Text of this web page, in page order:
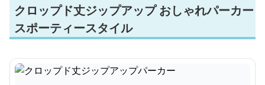
クロップド丈ジップアップ おしゃれパーカー
スポーティースタイル